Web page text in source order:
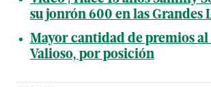
su jonrón 600 en las Grandes
Mayor cantidad de premios al
Valioso, por posición